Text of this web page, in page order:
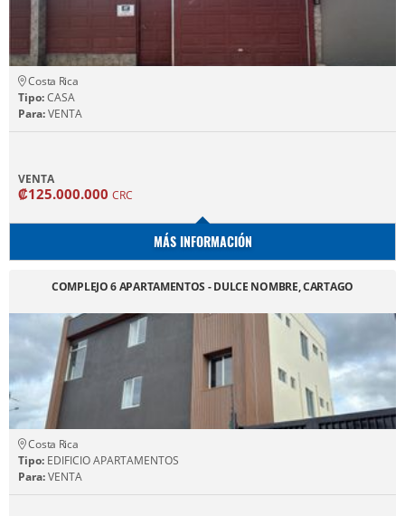
Costa Rica
Tipo:CASA
Para:VENTA
VENTA
₡125.000.000 CRC
MÁS INFORMACIÓN
COMPLEJO 6 APARTAMENTOS - DULCE NOMBRE, CARTAGO
Costa Rica
Tipo: EDIFICIO APARTAMENTOS
Para:VENTA